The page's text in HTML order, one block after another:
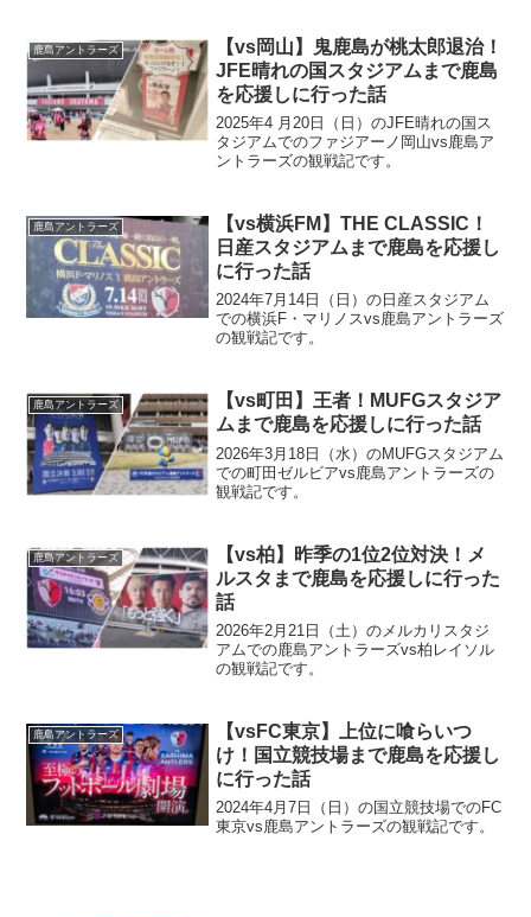
鹿島アントラーズ
【vs岡山】鬼鹿島が桃太郎退治！
JFE晴れの国スタジアムまで鹿島
を応援しに行った話
2025年4 月20日（日）のJFE晴れの国ス
タジアムでのファジアーノ岡山vs鹿島ア
ントラーズの観戦記です。
鹿島アントラーズ
【vs横浜FM】THE CLASSIC！
日産スタジアムまで鹿島を応援し
に行った話
2024年7月14日（日）の日産スタジアム
での横浜F・マリノスvs鹿島アントラーズ
の観戦記です。
鹿島アントラーズ
【vs町田】王者！MUFGスタジア
ムまで鹿島を応援しに行った話
2026年3月18日（水）のMUFGスタジアム
での町田ゼルビアvs鹿島アントラーズの
観戦記です。
鹿島アントラーズ
【vs柏】昨季の1位2位対決！メ
ルスタまで鹿島を応援しに行った
話
2026年2月21日（土）のメルカリスタジ
アムでの鹿島アントラーズvs柏レイソル
の観戦記です。
鹿島アントラーズ
【vsFC東京】上位に喰らいつ
け！国立競技場まで鹿島を応援し
に行った話
2024年4月7日（日）の国立競技場でのFC
東京vs鹿島アントラーズの観戦記です。